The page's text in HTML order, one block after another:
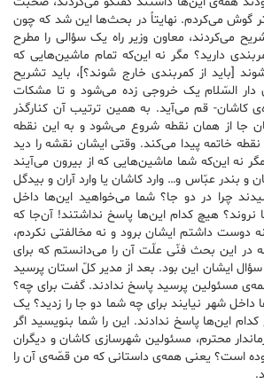
گوش می‌کردم. نهایتاً در بحث‌ها این شد که چون
می‌کردند، معاون وزیر راه یک سؤالی را مطرح
دارید؟ مگر نه این‌که تمام ماشین‌هایی که
[باید از کمربندی خارج شوند؟]، باید تشریح
دار السّلام یک خروجی زده می‌شود و تا مشکات
کاشان- قم می‌آید. به همین ترتیب آن کنارگذر
جا از همان نقطه شروع می‌شود و به این نقطه
خاتمه پیدا می‌کند. وقتی ایشان نقشه را دید
نه این‌که شما ماشین‌هایی که از بیرون می‌آیند
و بندر عبّاس و… وارد کاشان یا وارد آران و بیدگل
چرا در دو جا؟ شما می‌خواهید این‌ها داخل
نروند؟ هیچ کدام این‌ها پاسخ نداشتند! آن‌جا که
دوست داشتم ایشان برود و نه مخالفتی نکردم،
نه در این بحث فنّی علّت آن را می‌دانستم که برای
سؤال ایشان این بود. بعد از مدیر کلّ استان پرسید
مسئولین پرسید پاسخ ندادند. گفت برای چه؟
شهر نیایند برای چه شما دو جا را زدید؟ یک
این‌ها پاسخ ندادند. این را شما بنویسید اگر
محترم، مسئولین شهرسازی کاشان و دیگران
است؟ یعنی همه‌ی داستانی که من قصّه‌ی آن را